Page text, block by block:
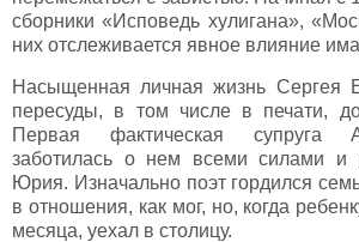
сборники «Исповедь хулигана»,
них отслеживается явное влияние
Насыщенная личная жизнь Сергея
пересуды, в том числе в печати,
Первая фактическая супруга
заботилась о нем всеми силами и
Юрия. Изначально поэт гордился
в отношения, как мог, но, когда
месяца, уехал в столицу.